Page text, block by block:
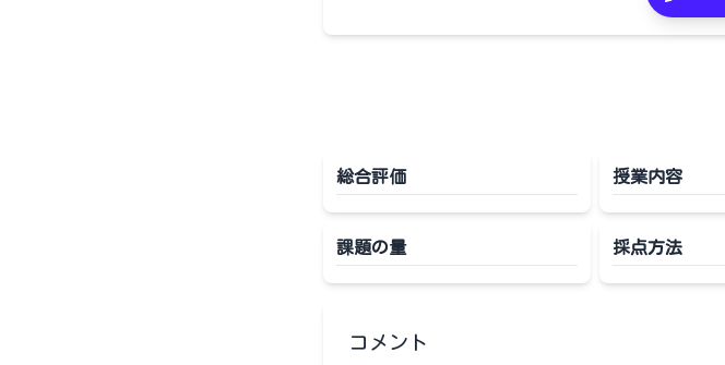
総合評価 授業内容
課題の量 採点方法
コメント